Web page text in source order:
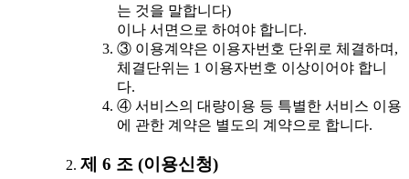
는 것을 말합니다)
이나 서면으로 하여야 합니다.
③ 이용계약은 이용자번호 단위로 체결하며,
체결단위는 1 이용자번호 이상이어야 합니
다.
④ 서비스의 대량이용 등 특별한 서비스 이용
에 관한 계약은 별도의 계약으로 합니다.
제 6 조 (이용신청)